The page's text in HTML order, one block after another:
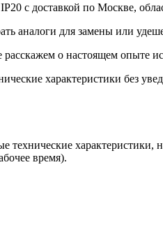
с доставкой по Москве,
аналоги для замены или
расскажем о настоящем опыте
характеристики без
время).